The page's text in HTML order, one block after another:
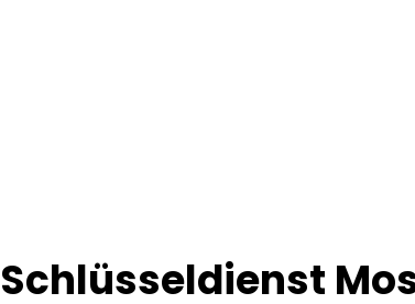
Schlüsseldienst